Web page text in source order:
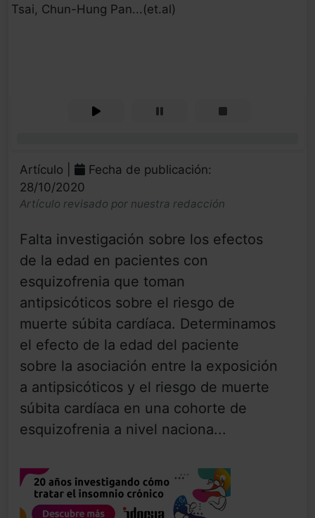
Tsai, Chun-Hung Pan...(et.al)
Artículo |
Fecha de publicación:
28/10/2020
Artículo revisado por nuestra redacción
Falta investigación sobre los efectos
de la edad en pacientes con
esquizofrenia que toman
antipsicóticos sobre el riesgo de
muerte súbita cardíaca. Determinamos
el efecto de la edad del paciente
sobre la asociación entre la exposición
a antipsicóticos y el riesgo de muerte
súbita cardíaca en una cohorte de
esquizofrenia a nivel naciona...